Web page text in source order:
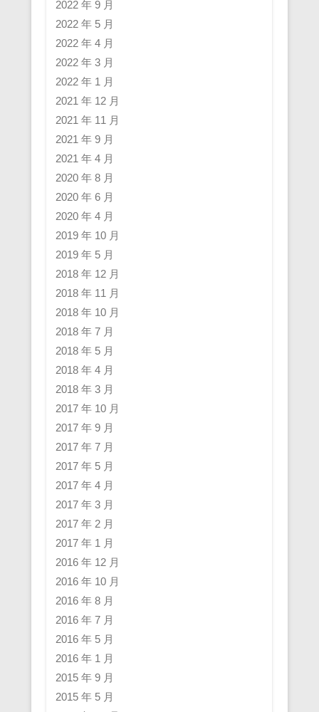
2022 年 9 月
2022 年 5 月
2022 年 4 月
2022 年 3 月
2022 年 1 月
2021 年 12 月
2021 年 11 月
2021 年 9 月
2021 年 4 月
2020 年 8 月
2020 年 6 月
2020 年 4 月
2019 年 10 月
2019 年 5 月
2018 年 12 月
2018 年 11 月
2018 年 10 月
2018 年 7 月
2018 年 5 月
2018 年 4 月
2018 年 3 月
2017 年 10 月
2017 年 9 月
2017 年 7 月
2017 年 5 月
2017 年 4 月
2017 年 3 月
2017 年 2 月
2017 年 1 月
2016 年 12 月
2016 年 10 月
2016 年 8 月
2016 年 7 月
2016 年 5 月
2016 年 1 月
2015 年 9 月
2015 年 5 月